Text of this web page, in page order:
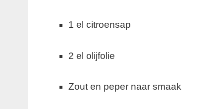
1 el citroensap
2 el olijfolie
Zout en peper naar smaak